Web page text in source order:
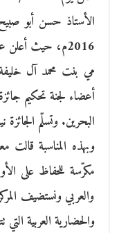
الأستاذ حسن أبو
2016م، حيث
مي بنت محمد آل خليفة
أعضاء لجنة تحكيم
البحرين. وتسلّم
وبهذه المناسبة قالت
مكرّسة للحفاظ على
والعربي ونستضيف
والحضارية العربية